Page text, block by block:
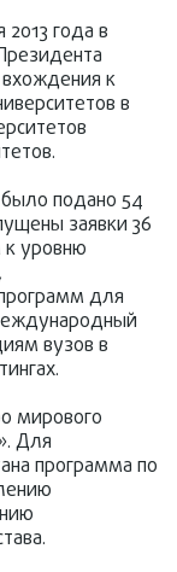
года в
вхождения к
в
подано 54
заявки 36
уровню
для
вузов в
мирового
Для
программа по